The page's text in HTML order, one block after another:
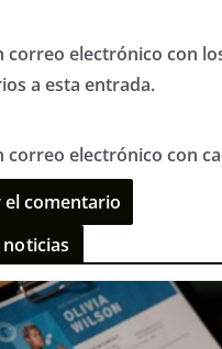
correo electrónico con
a esta entrada.
correo electrónico con